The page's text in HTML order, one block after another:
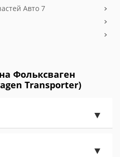
Авто 7
Фольксваген
Transporter)